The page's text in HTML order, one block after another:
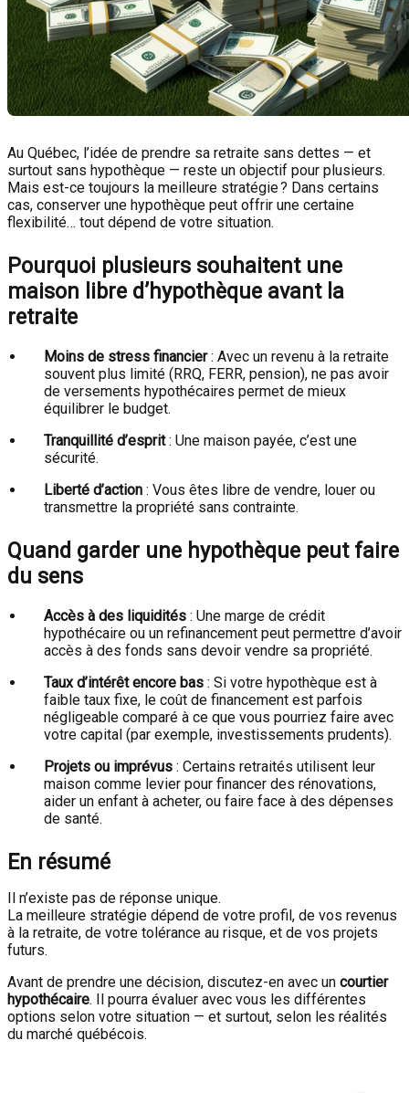
Au Québec, l’idée de prendre sa retraite sans dettes — et
surtout sans hypothèque — reste un objectif pour plusieurs.
Mais est-ce toujours la meilleure stratégie ? Dans certains
cas, conserver une hypothèque peut offrir une certaine
flexibilité… tout dépend de votre situation.
Pourquoi plusieurs souhaitent une
maison libre d’hypothèque avant la
retraite
Moins de stress financier: Avec un revenu à la retraite
souvent plus limité (RRQ, FERR, pension), ne pas avoir
de versements hypothécaires permet de mieux
équilibrer le budget.
Tranquillité d’esprit: Une maison payée, c’est une
sécurité.
Liberté d’action : Vous êtes libre de vendre, louer ou
transmettre la propriété sans contrainte.
Quand garder une hypothèque peut faire
du sens
Accès à des liquidités : Une marge de crédit
hypothécaire ou un refinancement peut permettre d’avoir
accès à des fonds sans devoir vendre sa propriété.
Taux d’intérêt encore bas : Si votre hypothèque est à
faible taux fixe, le coût de financement est parfois
négligeable comparé à ce que vous pourriez faire avec
votre capital (par exemple, investissements prudents).
Projets ou imprévus : Certains retraités utilisent leur
maison comme levier pour financer des rénovations,
aider un enfant à acheter, ou faire face à des dépenses
de santé.
En résumé
Il n’existe pas de réponse unique.
La meilleure stratégie dépend de votre profil, de vos revenus
à la retraite, de votre tolérance au risque, et de vos projets
futurs.
Avant de prendre une décision, discutez-en avec un courtier
hypothécaire. Il pourra évaluer avec vous les différentes
options selon votre situation — et surtout, selon les réalités
du marché québécois.